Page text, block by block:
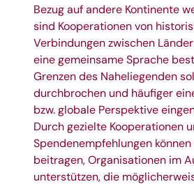
Bezug auf andere Kontinente
sind Kooperationen von
Verbindungen zwischen
eine gemeinsame Sprache
Grenzen des Naheliegenden
durchbrochen und häufiger
bzw. globale Perspektive
Durch gezielte Kooperationen
Spendenempfehlungen können
beitragen, Organisationen im
unterstützen, die